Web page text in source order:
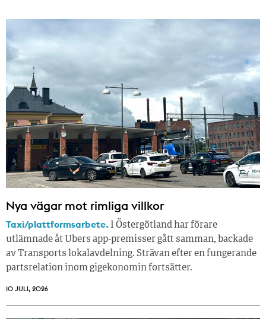
Nya vägar mot rimliga villkor
Taxi/plattformsarbete. I Östergötland har förare
utlämnade åt Ubers app-premisser gått samman, backade
av Transports lokalavdelning. Strävan efter en fungerande
partsrelation inom gigekonomin fortsätter.
10 JULI, 2026